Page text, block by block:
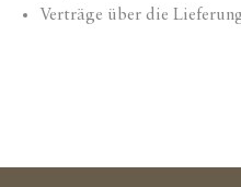
Verträge über die